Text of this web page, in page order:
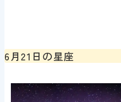
6月21日の星座